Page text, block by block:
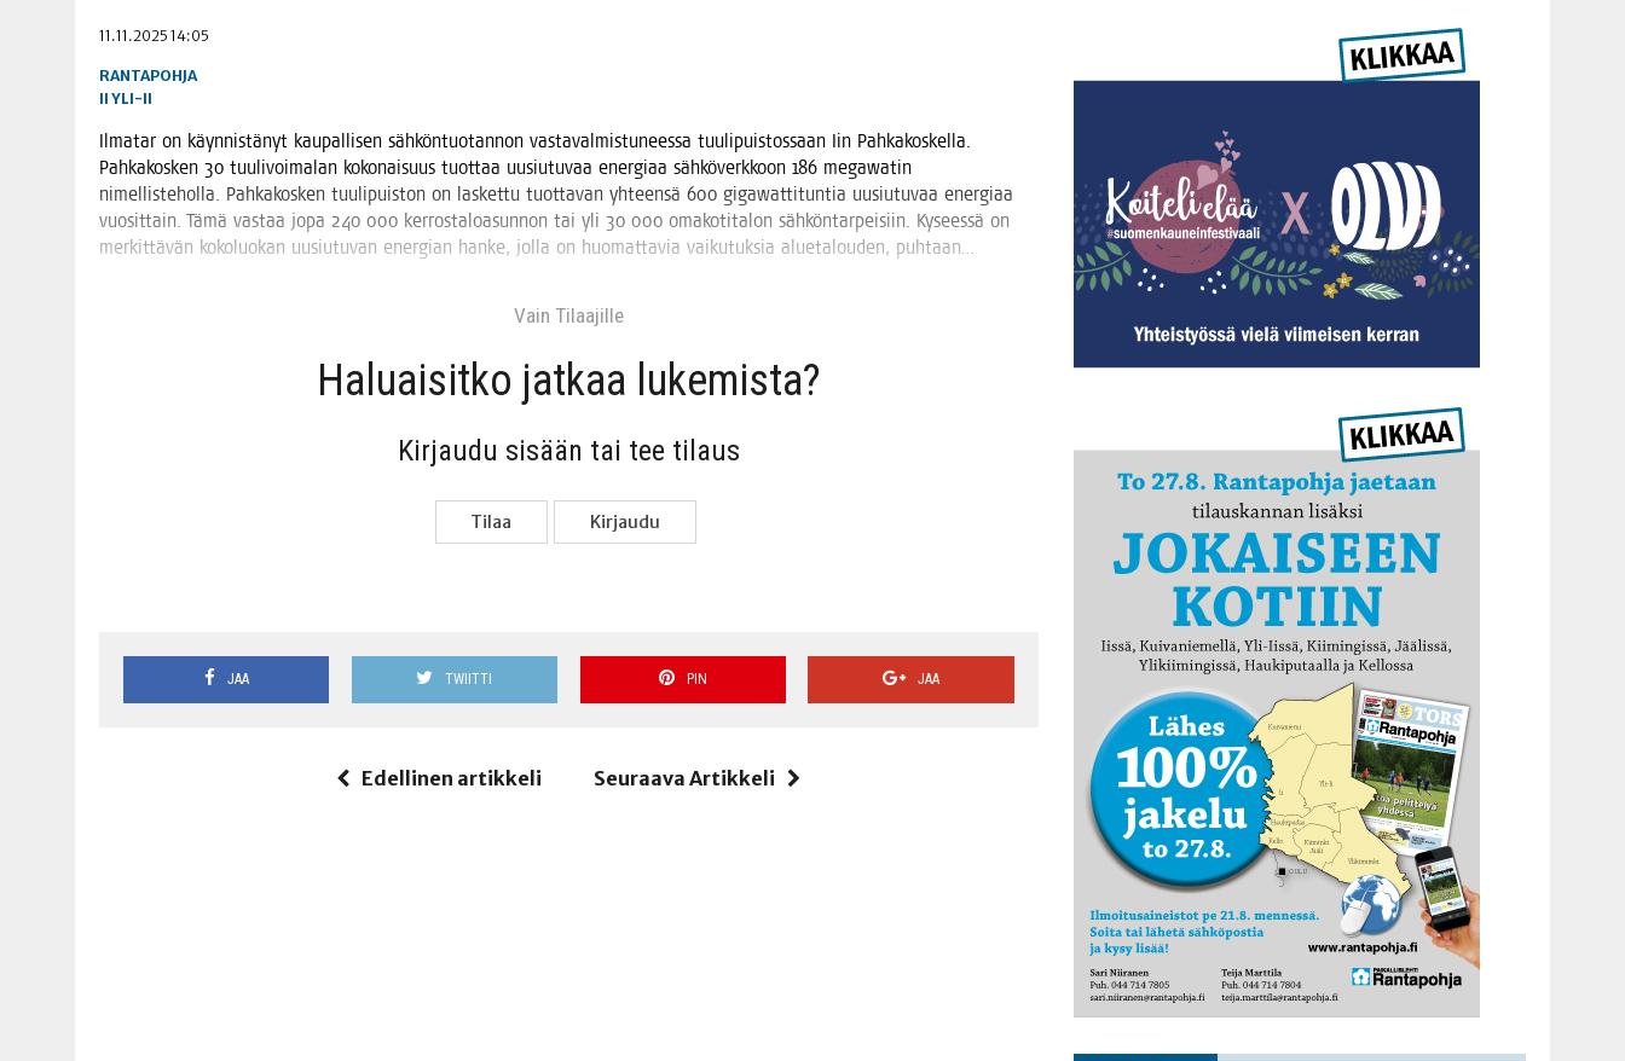
11.11.2025 14:05
RANTAPOHJA
II YLI-II
Ilma­tar on käyn­nis­tä­nyt kau­pal­li­sen säh­kön­tuo­tan­non vas­ta­val­mis­tu­nees­sa tuu­li­puis­tos­saan Iin Pah­ka­kos­kel­la.
Pah­ka­kos­ken 30 tuu­li­voi­ma­lan koko­nai­suus tuot­taa uusiu­tu­vaa ener­gi­aa säh­kö­verk­koon 186 megawa­tin
nimel­lis­te­hol­la. Pah­ka­kos­ken tuu­li­puis­ton on las­ket­tu tuot­ta­van yhteen­sä 600 gigawat­ti­tun­tia uusiu­tu­vaa ener­gi­aa
vuo­sit­tain. Tämä vas­taa jopa 240 000 ker­ros­ta­loa­sun­non tai yli 30 000 oma­ko­ti­ta­lon säh­kön­tar­pei­siin. Kysees­sä on
mer­kit­tä­vän koko­luo­kan uusiu­tu­van ener­gian han­ke, jol­la on huo­mat­ta­via vai­ku­tuk­sia alue­ta­lou­den, puhtaan…
Vain Tilaa­jil­le
Haluai­sit­ko jat­kaa lukemista?
Kir­jau­du sisään tai tee tilaus
Tilaa Kir­jau­du
JAA TWIITTI PIN JAA
Edellinen artikkeli Seuraava Artikkeli